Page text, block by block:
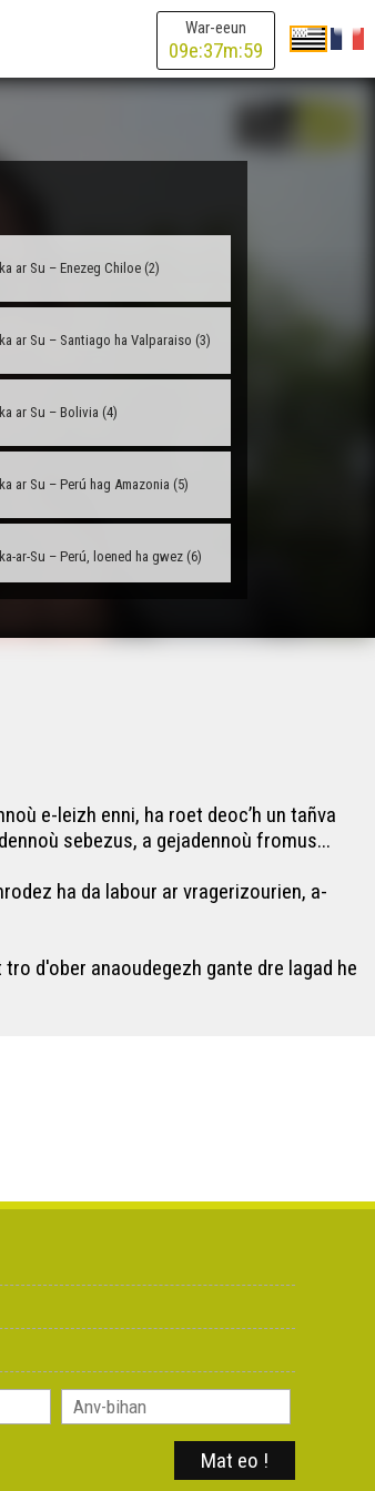
War-eeun
09e:37m:59
ar Su – Arc'hentina (1)
ar Su – Enezeg Chiloe (2)
ar Su – Santiago ha Valparaiso (3)
ar Su – Bolivia (4)
ar Su – Perú hag Amazonia (5)
ar-Su – Perú, loened ha gwez (6)
e-leizh enni, ha roet deoc’h un tañva
sebezus, a gejadennoù fromus...
ha da labour ar vragerizourien, a-
d'ober anaoudegezh gante dre lagad he